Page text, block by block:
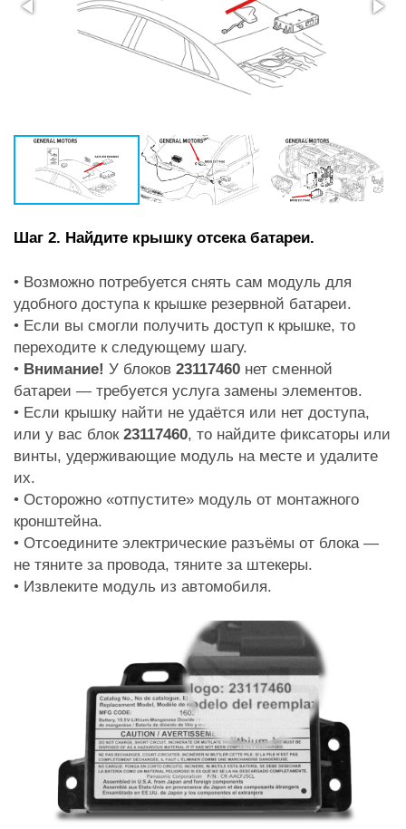
Шаг 2. Найдите крышку отсека батареи.
• Возможно потребуется снять сам модуль для
удобного доступа к крышке резервной батареи.
• Если вы смогли получить доступ к крышке, то
переходите к следующему шагу.
• Внимание! У блоков 23117460 нет сменной
батареи — требуется услуга замены элементов.
• Если крышку найти не удаётся или нет доступа,
или у вас блок 23117460, то найдите фиксаторы или
винты, удерживающие модуль на месте и удалите
их.
• Осторожно «отпустите» модуль от монтажного
кронштейна.
• Отсоедините электрические разъёмы от блока —
не тяните за провода, тяните за штекеры.
• Извлеките модуль из автомобиля.